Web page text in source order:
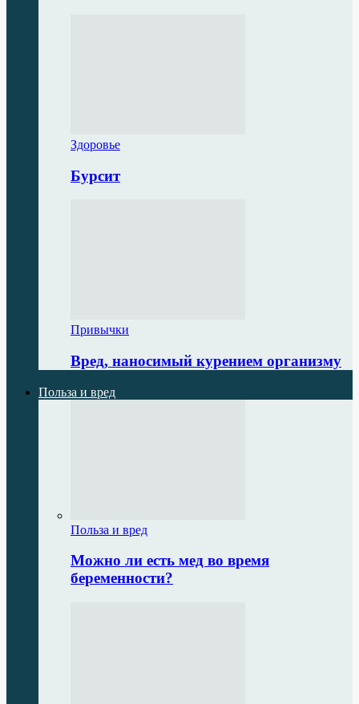
Здоровье
Бурсит
Привычки
Вред, наносимый курением организму
Польза и вред
Польза и вред
Можно ли есть мед во время
беременности?